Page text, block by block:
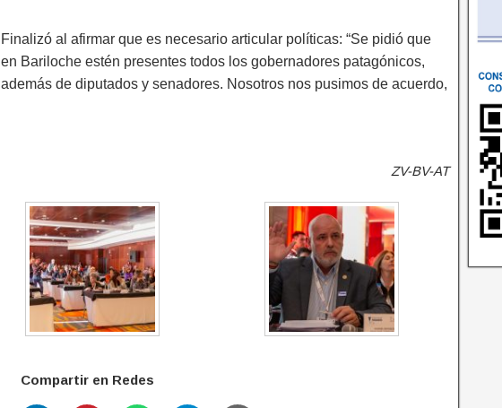
Finalizó al afirmar que es necesario articular políticas: “Se pidió que
en Bariloche estén presentes todos los gobernadores patagónicos,
además de diputados y senadores. Nosotros nos pusimos de acuerdo,
ZV-BV-AT
Compartir en Redes